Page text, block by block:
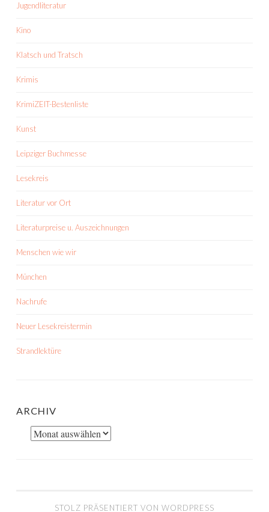
Jugendliteratur
Kino
Klatsch und Tratsch
Krimis
KrimiZEIT-Bestenliste
Kunst
Leipziger Buchmesse
Lesekreis
Literatur vor Ort
Literaturpreise u. Auszeichnungen
Menschen wie wir
München
Nachrufe
Neuer Lesekreistermin
Strandlektüre
ARCHIV
Archiv
STOLZ PRÄSENTIERT VON WORDPRESS